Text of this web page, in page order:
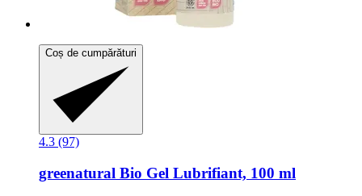
Coș de cumpărături
4.3 (97)
greenatural Bio Gel Lubrifiant, 100 ml